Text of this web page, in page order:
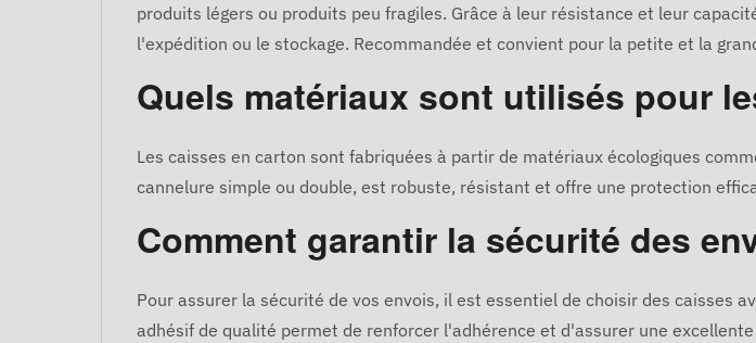
produits légers ou produits peu fragiles. Grâce à leur résistance et leur
l'expédition ou le stockage. Recommandée et convient pour la petite et la
Quels matériaux sont utilisés pour
Les caisses en carton sont fabriquées à partir de matériaux écologiques
cannelure simple ou double, est robuste, résistant et offre une protection
Comment garantir la sécurité des
Pour assurer la sécurité de vos envois, il est essentiel de choisir des caisses
adhésif de qualité permet de renforcer l'adhérence et d'assurer une